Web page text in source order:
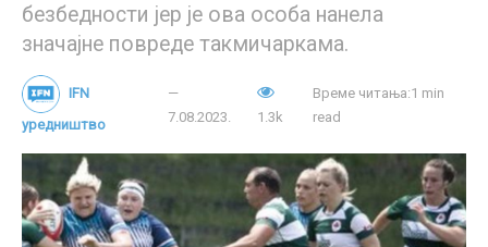
безбедности јер је ова особа нанела
значајне повреде такмичаркама.
IFN
уредништво
7.08.2023. 1.3k
Време читања:1 min
read